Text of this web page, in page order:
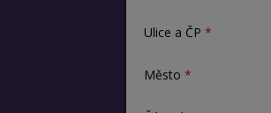
Ulice a ČP
Město